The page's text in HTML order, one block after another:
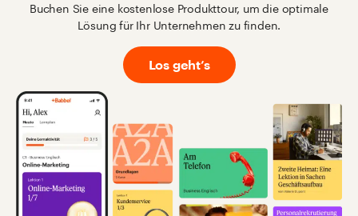
Buchen Sie eine kostenlose Produkttour, um die optimale
Lösung für Ihr Unternehmen zu finden.
Los geht’s